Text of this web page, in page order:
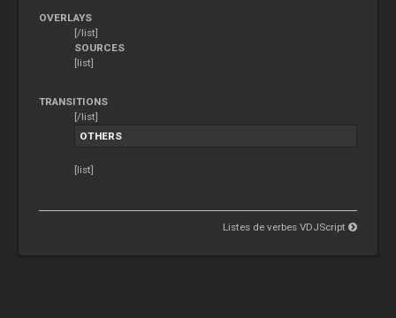
OVERLAYS
[/list]
SOURCES
[list]
TRANSITIONS
[/list]
OTHERS
[list]
Listes de verbes VDJScript